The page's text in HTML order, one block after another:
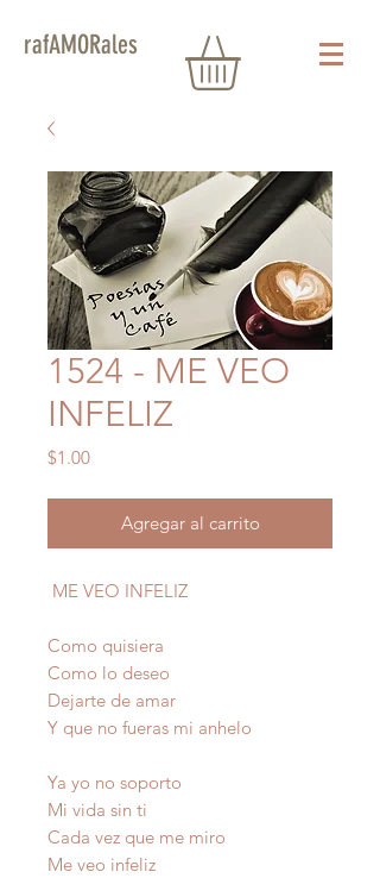
rafAMORales
1524 - ME VEO
INFELIZ
$1.00Precio
Agregar al carrito
ME VEO INFELIZ
Como quisiera
Como lo deseo
Dejarte de amar
Y que no fueras mi anhelo
Ya yo no soporto
Mi vida sin ti
Cada vez que me miro
Me veo infeliz